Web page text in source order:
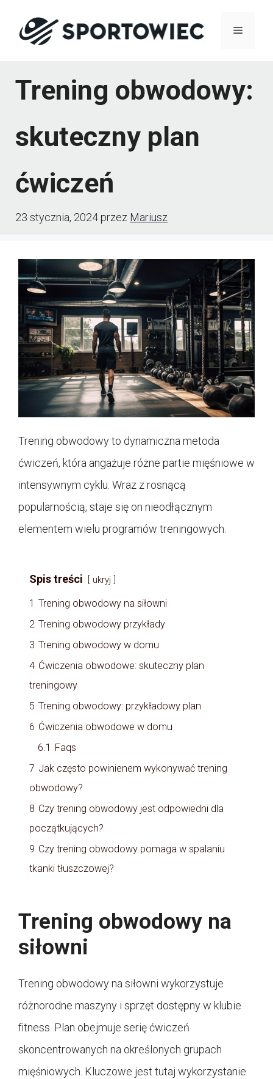
Menu
Trening obwodowy:
skuteczny plan
ćwiczeń
23 stycznia, 2024przez Mariusz
Trening obwodowy to dynamiczna metoda
ćwiczeń, która angażuje różne partie mięśniowe w
intensywnym cyklu. Wraz z rosnącą
popularnością, staje się on nieodłącznym
elementem wielu programów treningowych.
Spis treści ukryj
1 Trening obwodowy na siłowni
2 Trening obwodowy przykłady
3 Trening obwodowy w domu
4 Ćwiczenia obwodowe: skuteczny plan
treningowy
5 Trening obwodowy: przykładowy plan
6 Ćwiczenia obwodowe w domu
6.1
Faqs
7 Jak często powinienem wykonywać trening
obwodowy?
8 Czy trening obwodowy jest odpowiedni dla
początkujących?
9 Czy trening obwodowy pomaga w spalaniu
tkanki tłuszczowej?
Trening obwodowy na
siłowni
Trening obwodowy na siłowni wykorzystuje
różnorodne maszyny i sprzęt dostępny w klubie
fitness. Plan obejmuje serię ćwiczeń
skoncentrowanych na określonych grupach
mięśniowych. Kluczowe jest tutaj wykorzystanie